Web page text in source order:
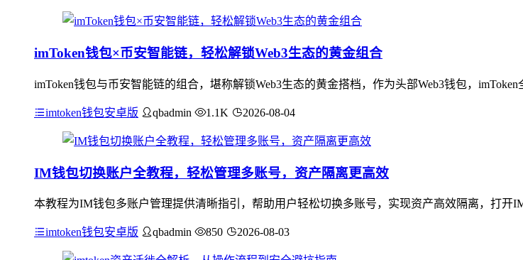
imToken钱包×币安智能链，轻松解锁Web3生态的黄金组合
imToken钱包与币安智能链的组合，堪称解锁Web3生态的黄金搭档，作为头部Web3钱包，
imtoken钱包安卓版 qbadmin 1.1K 2026-08-04
IM钱包切换账户全教程，轻松管理多账号，资产隔离更高效
本教程为IM钱包多账户管理提供清晰指引，帮助用户轻松切换多账号，实现资产高效隔离，打
imtoken钱包安卓版 qbadmin 850 2026-08-03